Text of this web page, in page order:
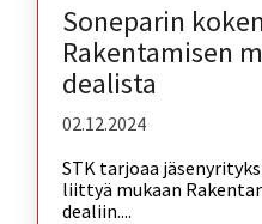
Soneparin
Rakentamisen
dealista
02.12.2024
STK tarjoaa
liittyä mukaan
dealiin....